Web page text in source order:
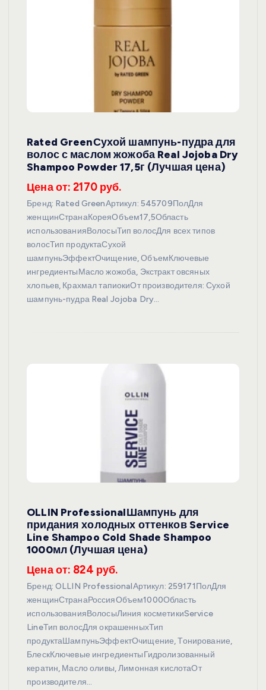
Rated GreenСухой шампунь-пудра для
волос с маслом жожоба Real Jojoba Dry
Shampoo Powder 17,5г (Лучшая цена)
Цена от: 2170 руб.
Бренд: Rated GreenАртикул: 545709ПолДля
женщинСтранаКореяОбъем17,5Область
использованияВолосыТип волосДля всех типов
волосТип продуктаСухой
шампуньЭффектОчищение, ОбъемКлючевые
ингредиентыМасло жожоба, Экстракт овсяных
хлопьев, Крахмал тапиокиОт производителя: Сухой
шампунь-пудра Real Jojoba Dry…
OLLIN ProfessionalШампунь для
придания холодных оттенков Service
Line Shampoo Cold Shade Shampoo
1000мл (Лучшая цена)
Цена от: 824 руб.
Бренд: OLLIN ProfessionalАртикул: 259171ПолДля
женщинСтранаРоссияОбъем1000Область
использованияВолосыЛиния косметикиService
LineТип волосДля окрашенныхТип
продуктаШампуньЭффектОчищение, Тонирование,
БлескКлючевые ингредиентыГидролизованный
кератин, Масло оливы, Лимонная кислотаОт
производителя…